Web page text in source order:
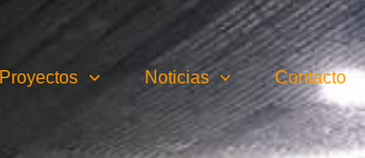
Proyectos Noticias Contacto